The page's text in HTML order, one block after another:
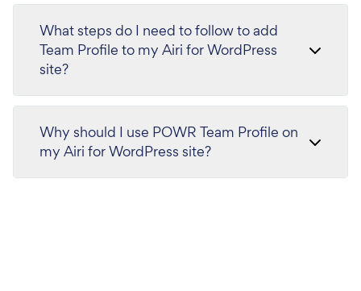
What steps do I need to follow to add
Team Profile to my Airi for WordPress
site?
Why should I use POWR Team Profile on
my Airi for WordPress site?